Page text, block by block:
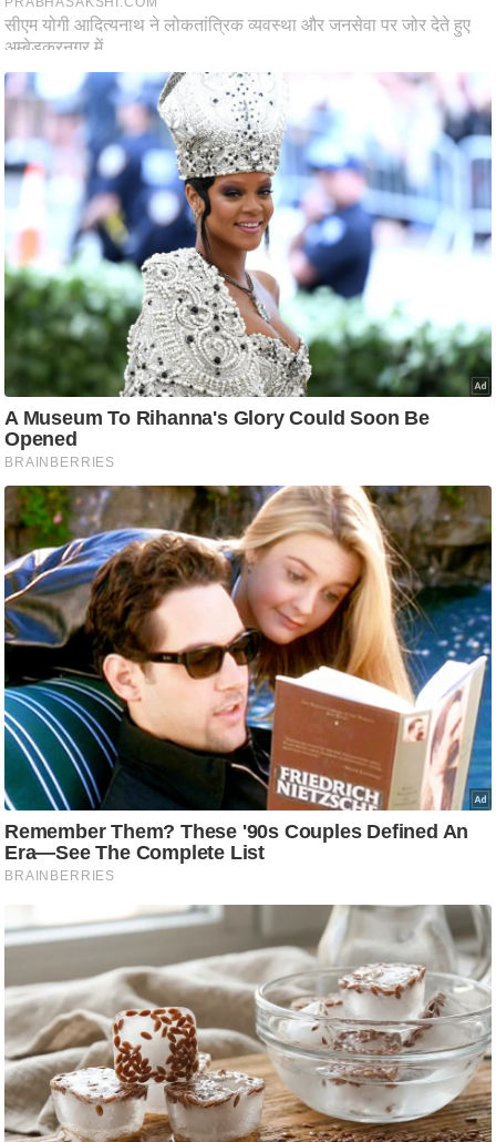
त्रा
रि
ले
श
न
शि
रा
ज
नी
ति
वि
श्ले
ष
ण
स
म
सा
म
यि
क
मा
तृ
भू
मि
स्तं
ए
म
आ
र
आ
ई
.
य